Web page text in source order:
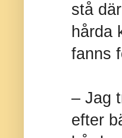
stå
hårda
fanns
– Jag
efter